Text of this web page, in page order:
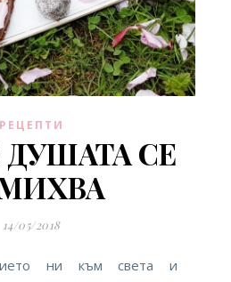
РЕЦЕПТИ
ДУШАТА СЕ
14/05/2018
ни към света и